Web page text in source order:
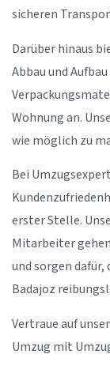
sicheren
Darüber hinaus
Abbau und
Wohnung an.
wie möglich zu
Bei
erster Stelle.
Mitarbeiter
und sorgen dafür,
Badajoz
Vertraue auf
Umzug mit